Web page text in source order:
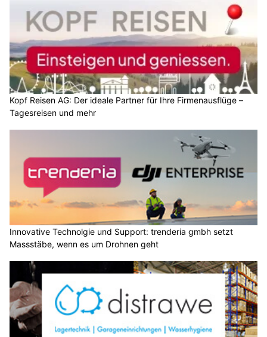
Kopf Reisen AG: Der ideale Partner für Ihre Firmenausflüge –
Tagesreisen und mehr
Innovative Technolgie und Support: trenderia gmbh setzt
Massstäbe, wenn es um Drohnen geht